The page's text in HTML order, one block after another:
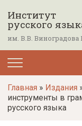
е
т
Институт
русского
им. В.В. Виноградова
Главная » Издания
инструменты в
русского языка